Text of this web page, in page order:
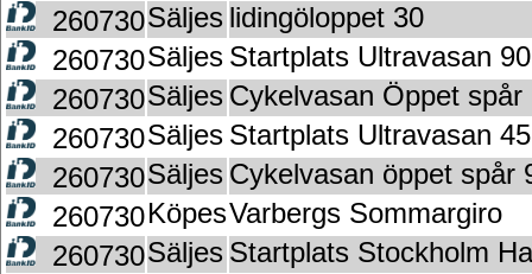
260730Säljes lidingöloppet 30
260730Säljes Startplats Ultravasan 90
260730Säljes Cykelvasan Öppet spår
260730Säljes Startplats Ultravasan 45
260730Säljes Cykelvasan öppet spår
260730KöpesVarbergs Sommargiro
260730Säljes Startplats Stockholm